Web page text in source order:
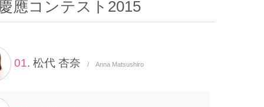
應コンテスト2015
01. 松代 杏奈 / Anna Matsushiro